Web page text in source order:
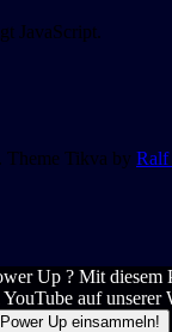
JavaScript.
. Theme Tikva by Ralf
Up ? Mit diesem
auf unserer
Power Up einsammeln!